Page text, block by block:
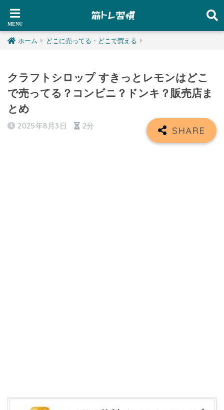
ホーム どこに売ってる・どこで買える
クラフトシロップ すきっとレモンはどこ
で売ってる？コンビニ？ドンキ？販売店ま
とめ
2025年8月3日 2分